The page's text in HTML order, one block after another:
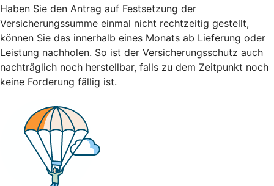
Haben Sie den Antrag auf Festsetzung der
Versicherungssumme einmal nicht rechtzeitig gestellt,
können Sie das innerhalb eines Monats ab Lieferung oder
Leistung nachholen. So ist der Versicherungsschutz auch
nachträglich noch herstellbar, falls zu dem Zeitpunkt noch
keine Forderung fällig ist.